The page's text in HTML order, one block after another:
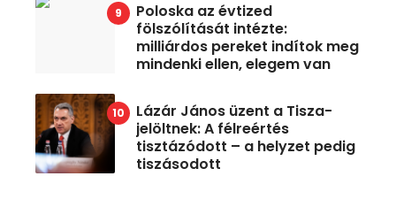
Poloska az évtized
fölszólítását intézte:
milliárdos pereket indítok meg
mindenki ellen, elegem van
Lázár János üzent a Tisza-
jelöltnek: A félreértés
tisztázódott – a helyzet pedig
tiszásodott